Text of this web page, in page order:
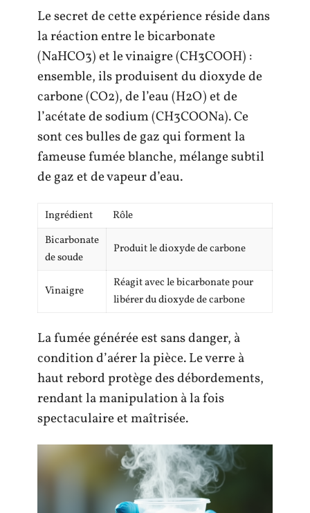
Le secret de cette expérience réside dans
la réaction entre le bicarbonate
(NaHCO3) et le vinaigre (CH3COOH) :
ensemble, ils produisent du dioxyde de
carbone (CO2), de l’eau (H2O) et de
l’acétate de sodium (CH3COONa). Ce
sont ces bulles de gaz qui forment la
fameuse fumée blanche, mélange subtil
de gaz et de vapeur d’eau.
Ingrédient
Rôle
Bicarbonate
de soude
Produit le dioxyde de carbone
Vinaigre
Réagit avec le bicarbonate pour
libérer du dioxyde de carbone
La fumée générée est sans danger, à
condition d’aérer la pièce. Le verre à
haut rebord protège des débordements,
rendant la manipulation à la fois
spectaculaire et maîtrisée.